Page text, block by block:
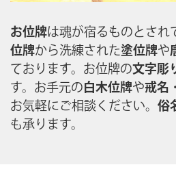
お位牌は魂が宿るものとされ
位牌から洗練された塗位牌や
ております。お位牌の文字彫
す。お手元の白木位牌や戒名 ・
お気軽にご相談ください。 俗
も承ります。